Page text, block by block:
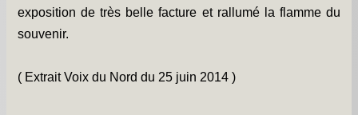
exposition de très belle facture et rallumé la flamme du
souvenir.
( Extrait Voix du Nord du 25 juin 2014 )